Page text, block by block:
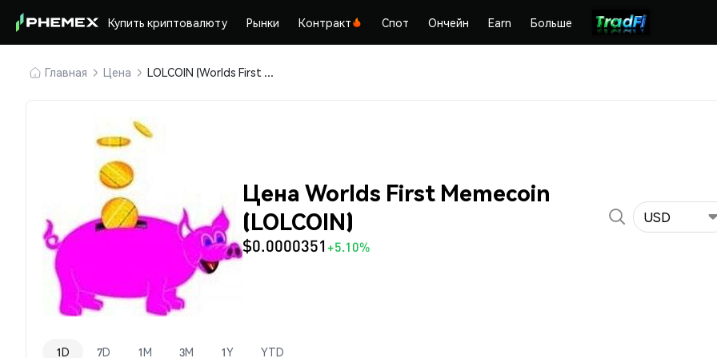
Купить криптовалюту Рынки Контракт Спот Ончейн Earn Больше
Главная Цена LOLCOIN (Worlds First Memecoin)
Цена Worlds First Memecoin
(LOLCOIN)
$0.0000351+5.10%
USD
1D 7D 1M 3M 1Y YTD